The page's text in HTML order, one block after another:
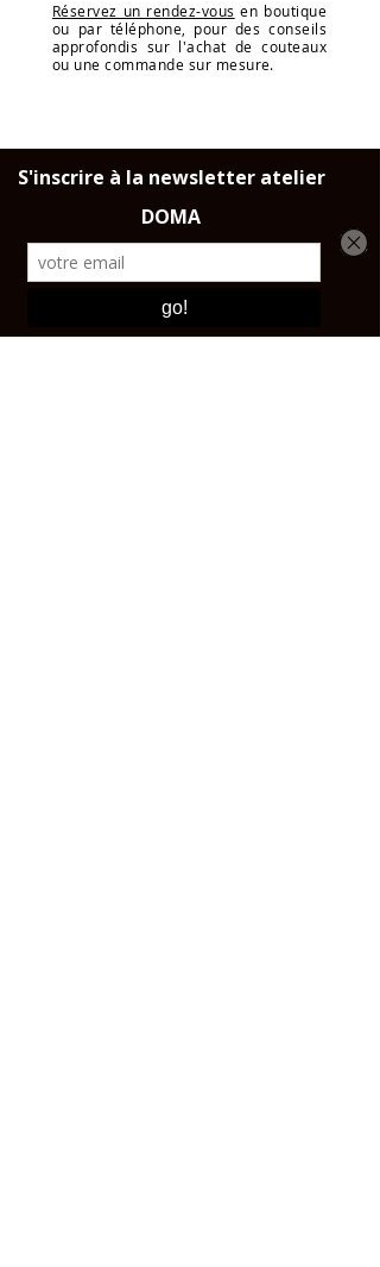
Réservez un rendez-vous en boutique
ou par téléphone, pour des conseils
approfondis sur l'achat de couteaux
ou une commande sur mesure.
LIVRAISON